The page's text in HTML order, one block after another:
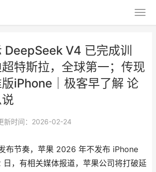
DeepSeek V4 已完成训
特斯拉，全球第一；传现
iPhone｜极客早了解 论
新时间：2026-02-24
布节奏，苹果 2026 年不发布 iPhone
日，有相关媒体报道，苹果公司将打破延